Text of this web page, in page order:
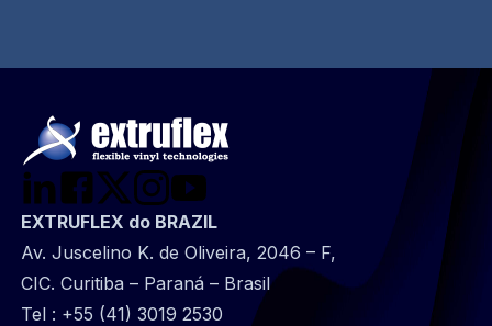
EXTRUFLEX do BRAZIL
Av. Juscelino K. de Oliveira, 2046 – F,
CIC. Curitiba – Paraná – Brasil
Tel : +55 (41) 3019 2530